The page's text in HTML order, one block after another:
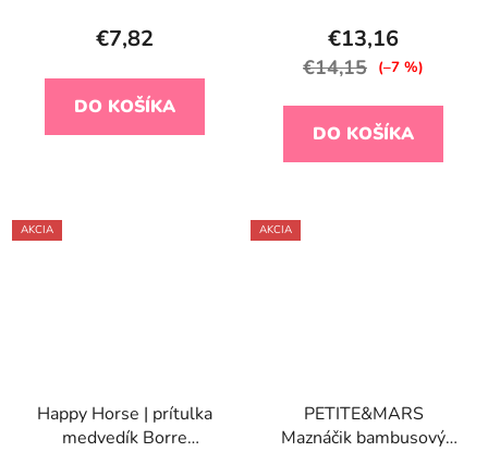
€7,82
DO KOŠÍKA
€13,16
€14,15 (–7 %)
DO KOŠÍKA
AKCIA
Happy Horse | prítulka
medvedík Borre
AKCIA
PETITE&MARS
Maznáčik bambusový